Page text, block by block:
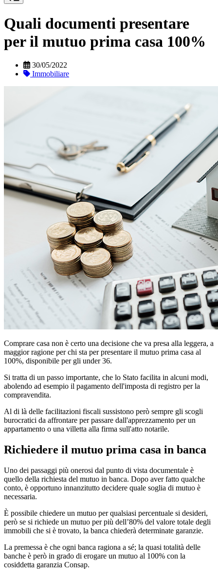
Quali documenti presentare
per il mutuo prima casa 100%
30/05/2022
Immobiliare
Comprare casa non è certo una decisione che va presa alla leggera, a
maggior ragione per chi sta per presentare il mutuo prima casa al
100%, disponibile per gli under 36.
Si tratta di un passo importante, che lo Stato facilita in alcuni modi,
abolendo ad esempio il pagamento dell'imposta di registro per la
compravendita.
Al di là delle facilitazioni fiscali sussistono però sempre gli scogli
burocratici da affrontare per passare dall'apprezzamento per un
appartamento o una villetta alla firma sull'atto notarile.
Richiedere il mutuo prima casa in banca
Uno dei passaggi più onerosi dal punto di vista documentale è
quello della richiesta del mutuo in banca. Dopo aver fatto qualche
conto, è opportuno innanzitutto decidere quale soglia di mutuo è
necessaria.
È possibile chiedere un mutuo per qualsiasi percentuale si desideri,
però se si richiede un mutuo per più dell’80% del valore totale degli
immobili che si è trovato, la banca chiederà determinate garanzie.
La premessa è che ogni banca ragiona a sé; la quasi totalità delle
banche è però in grado di erogare un mutuo al 100% con la
cosiddetta garanzia Consap.